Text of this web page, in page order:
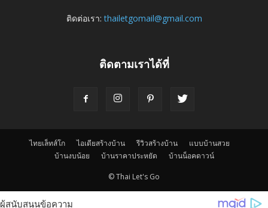
ติดต่อเรา:thailetgomail@gmail.com
ติดตามเราได้ที่
ไทยเล็ทส์โก ไอเดียสร้างบ้าน รีวิวสร้างบ้าน
แบบบ้านสวย
บ้านงบน้อย
บ้านราคาประหยัด บ้านน็อคดาวน์
© Thai Let's Go